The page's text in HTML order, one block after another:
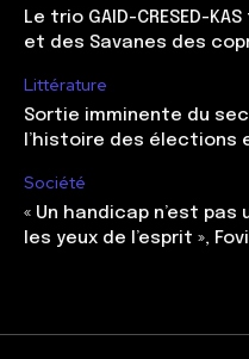
Le trio GAID-CRESED-
et des Savanes des
Littérature
Sortie imminente du
l’histoire des élections
Société
« Un handicap n’est pas
les yeux de l’esprit »,